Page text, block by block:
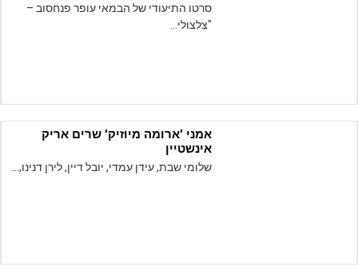
סרטו התיעודי של הבמאי עופר פנחסוב –
"צלצולי…
אמני 'ארומה מיוזיק' שרים אריק
אינשטיין
שלומי שבת, עידן עמדי, יובל דיין, לירן דנינו,…